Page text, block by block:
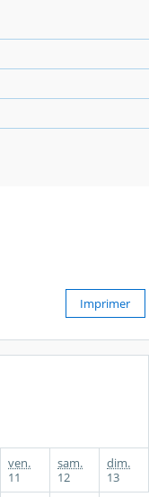
Imprimer
ven.
11
sam.
12
dim.
13